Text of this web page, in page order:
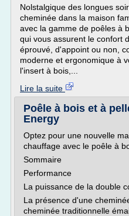
Nolstalgique des longues
cheminée dans la maison
avec la gamme de poêles à
qui vous assurent le confort
éprouvé, d'appoint ou non,
moderne et ergonomique à
l'insert à bois,...
Lire la suite
Poêle à bois et à
Energy
Optez pour une nouvelle
chauffage avec le poêle à
Sommaire
Performance
La puissance de la double
La présence d'une
cheminée traditionnelle